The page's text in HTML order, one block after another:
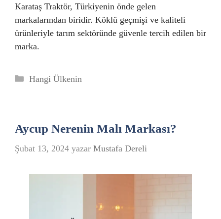
Karataş Traktör, Türkiyenin önde gelen
markalarından biridir. Köklü geçmişi ve kaliteli
ürünleriyle tarım sektöründe güvenle tercih edilen bir
marka.
Kategoriler
Hangi Ülkenin
Aycup Nerenin Malı Markası?
Şubat 13, 2024 yazar Mustafa Dereli